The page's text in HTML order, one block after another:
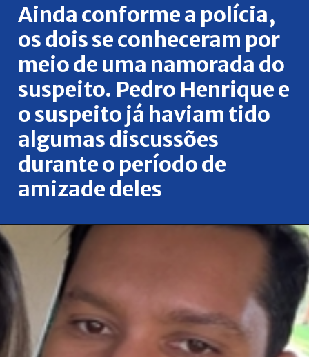
Ainda conforme a polícia,
os dois se conheceram por
meio de uma namorada do
suspeito. Pedro Henrique e
o suspeito já haviam tido
algumas discussões
durante o período de
amizade deles